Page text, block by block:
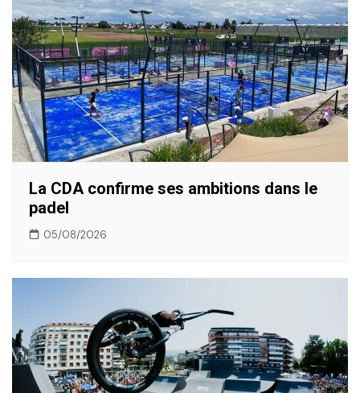
La CDA confirme ses ambitions dans le
padel
05/08/2026